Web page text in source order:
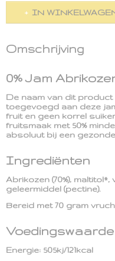
IN
Omschrijving
0% Jam
De naam van dit
toegevoegd aan deze
fruit en geen korrel
fruitsmaak met 50%
absoluut bij een
Ingrediënten
Abrikozen (70%),
geleermiddel (pectine).
Bereid met 70 gram
Voedingswaarde
Energie: 505kj/121kcal